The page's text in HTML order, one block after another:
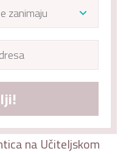
na Učiteljskom